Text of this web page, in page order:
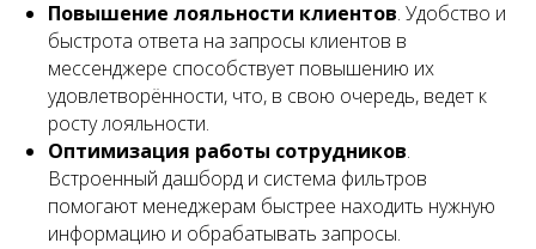
Повышение лояльности клиентов. Удобство и
быстрота ответа на запросы клиентов в
мессенджере способствует повышению их
удовлетворённости, что, в свою очередь, ведет к
росту лояльности.
Оптимизация работы сотрудников.
Встроенный дашборд и система фильтров
помогают менеджерам быстрее находить нужную
информацию и обрабатывать запросы.